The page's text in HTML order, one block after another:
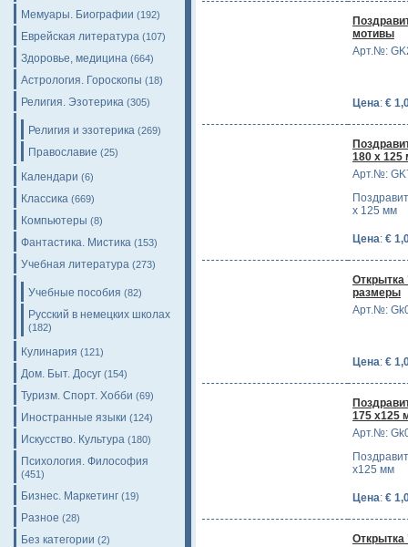
Мемуары. Биографии (192)
Еврейская литература (107)
Здоровье, медицина (664)
Астрология. Гороскопы (18)
Религия. Эзотерика (305)
Религия и эзотерика (269)
Православие (25)
Календари (6)
Классика (669)
Компьютеры (8)
Фантастика. Мистика (153)
Учебная литература (273)
Учебные пособия (82)
Русский в немецких школах
(182)
Кулинария (121)
Дом. Быт. Досуг (154)
Туризм. Спорт. Хобби (69)
Иностранные языки (124)
Искусство. Культура (180)
Психология. Философия
(451)
Бизнес. Маркетинг (19)
Разное (28)
Без категории (2)
мотивы
Арт.№:
Цена: €
180 х 125
Арт.№:
х 125 мм
Цена: €
размеры
Арт.№:
Цена: €
175 х125
Арт.№:
х125 мм
Цена: €